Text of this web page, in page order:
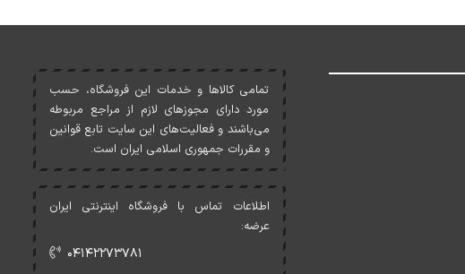
تمامی کالاها و خدمات اين فروشگاه، حسب
مورد دارای مجوزهای لازم از مراجع مربوطه
می‌باشند و فعاليت‌های اين سايت تابع قوانين
و مقررات جمهوری اسلامی ايران است.
اطلاعات تماس با فروشگاه اینترنتی ایران
عرضه:
۰۴۱۴۲۲۷۳۷۸۱